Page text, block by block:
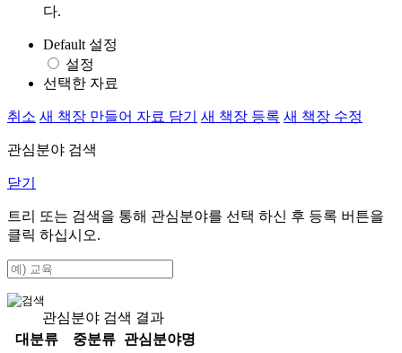
다.
Default 설정
설정
선택한 자료
취소 새 책장 만들어 자료 담기 새 책장 등록 새 책장 수정
관심분야 검색
닫기
트리 또는 검색을 통해 관심분야를 선택 하신 후 등록 버튼을
클릭 하십시오.
관심분야 검색 결과
대분류
중분류
관심분야명